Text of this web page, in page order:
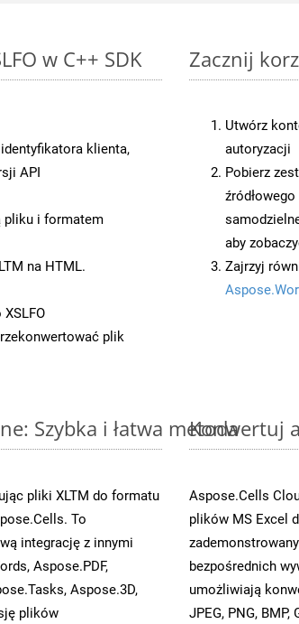
w C++ SDK
klienta,
API
pliku i formatem
na HTML.
plik
Zacznij
Utwórz
autoryzacji
Pobierz
źródłowego
aby
Zajrzyj
Szybka i łatwa metoda
pliki XLTM do formatu
To
integrację z innymi
Aspose.PDF,
Aspose.3D,
plików
Konwertuj
Aspose.Cells
plików MS Excel
bezpośrednich
umożliwiają
JPEG, PNG, BMP,